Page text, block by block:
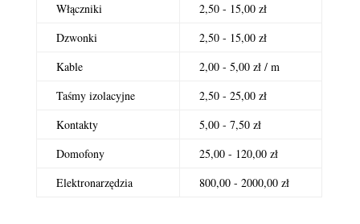
Włączniki
2,50 - 15,00 zł
Dzwonki
2,50 - 15,00 zł
Kable
2,00 - 5,00 zł / m
Taśmy izolacyjne
2,50 - 25,00 zł
Kontakty
5,00 - 7,50 zł
Domofony
25,00 - 120,00 zł
Elektronarzędzia
800,00 - 2000,00 zł